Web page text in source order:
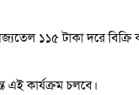
১১৫ টাকা দরে
এই কার্যক্রম চলবে।